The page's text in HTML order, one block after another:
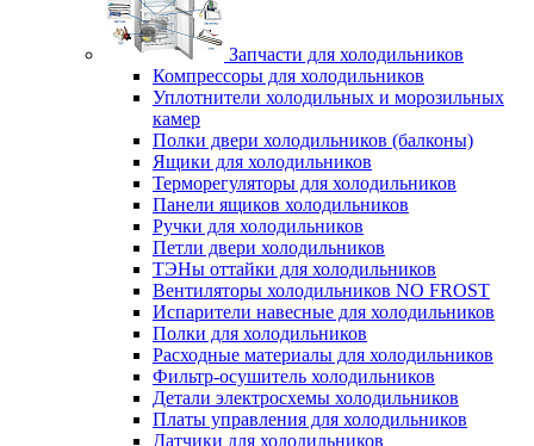
Запчасти для холодильников
Компрессоры для холодильников
Уплотнители холодильных и морозильных
камер
Полки двери холодильников (балконы)
Ящики для холодильников
Терморегуляторы для холодильников
Панели ящиков холодильников
Ручки для холодильников
Петли двери холодильников
ТЭНы оттайки для холодильников
Вентиляторы холодильников NO FROST
Испарители навесные для холодильников
Полки для холодильников
Расходные материалы для холодильников
Фильтр-осушитель холодильников
Детали электросхемы холодильников
Платы управления для холодильников
Датчики для холодильников